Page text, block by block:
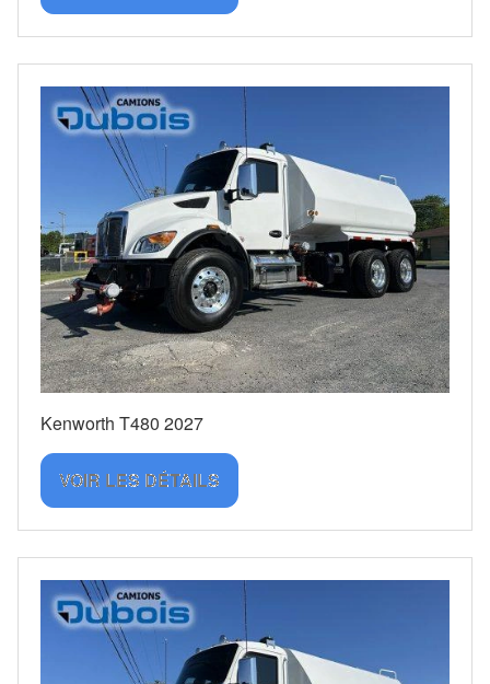
Kenworth T480 2027
VOIR LES DÉTAILS